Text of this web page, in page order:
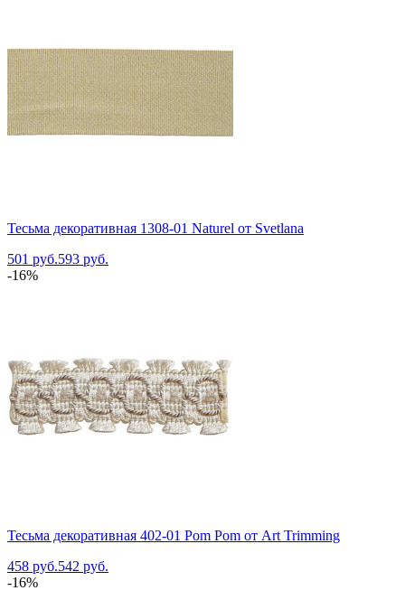
Тесьма декоративная 1308-01 Naturel от Svetlana
501 руб.593 руб.
-16%
Тесьма декоративная 402-01 Pom Pom от Art Trimming
458 руб.542 руб.
-16%